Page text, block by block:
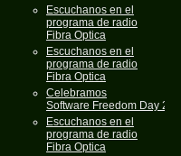
Escuchanos en el
programa de radio
Fibra Optica
Escuchanos en el
programa de radio
Fibra Optica
Celebramos
Software Freedom Day 2011
Escuchanos en el
programa de radio
Fibra Optica